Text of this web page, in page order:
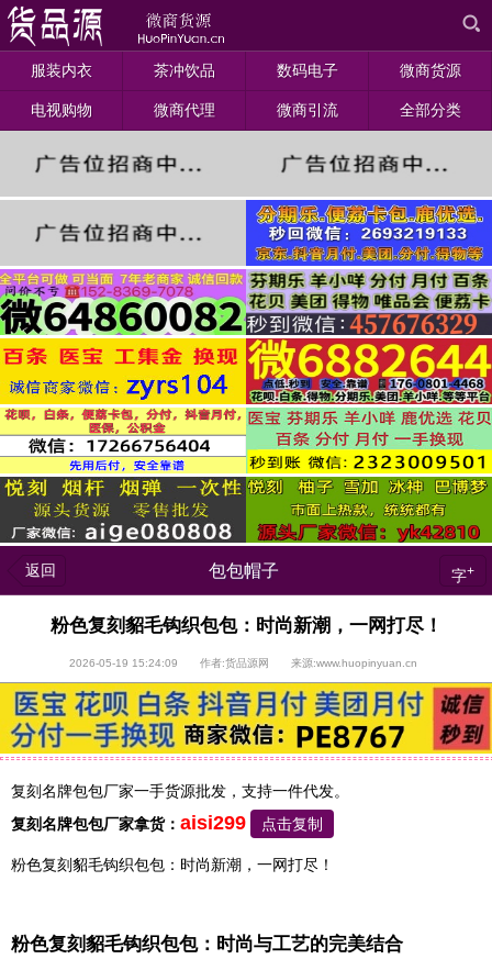
服装内衣 茶冲饮品 数码电子 微商货源
电视购物 微商代理 微商引流 全部分类
返回 包包帽子 字+
粉色复刻貂毛钩织包包：时尚新潮，一网打尽！
2026-05-19 15:24:09 作者:货品源网 来源:www.huopinyuan.cn
复刻名牌包包厂家一手货源批发，支持一件代发。
复刻名牌包包厂家拿货： aisi299 点击复制
粉色复刻貂毛钩织包包：时尚新潮，一网打尽！
粉色复刻貂毛钩织包包：时尚与工艺的完美结合